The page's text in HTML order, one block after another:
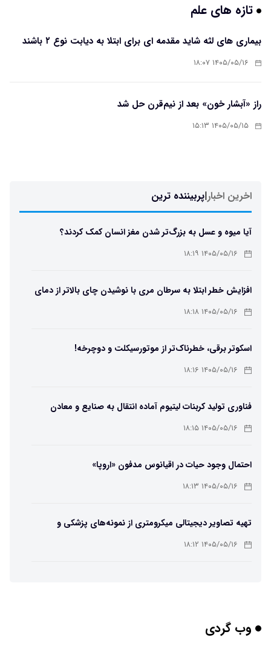
تازه های علم
بیماری های لثه شاید مقدمه ای برای ابتلا به دیابت نوع ۲ باشند
۱۴۰۵/۰۵/۱۶ ۱۸:۰۷
راز «آبشار خون» بعد از نیم‌قرن حل شد
۱۴۰۵/۰۵/۱۵ ۱۵:۱۳
اخرین اخبار|پربیننده ترین
آیا میوه و عسل به بزرگ‌تر شدن مغز انسان کمک کردند؟
۱۴۰۵/۰۵/۱۶ ۱۸:۱۹
افزایش خطر ابتلا به سرطان مری با نوشیدن چای بالاتر از دمای
۶۵ درجه ۱۴۰۵/۰۵/۱۶ ۱۸:۱۸
اسکوتر برقی، خطرناک‌تر از موتورسیکلت و دوچرخه!
۱۴۰۵/۰۵/۱۶ ۱۸:۱۶
فناوری تولید کربنات لیتیوم آماده انتقال به صنایع و معادن
است۱۴۰۵/۰۵/۱۶ ۱۸:۱۵
احتمال وجود حیات در اقیانوس مدفون «اروپا»
۱۴۰۵/۰۵/۱۶ ۱۸:۱۳
تهیه تصاویر دیجیتالی میکرومتری از نمونه‌های پزشکی و
صنعتی۱۴۰۵/۰۵/۱۶ ۱۸:۱۲
وب گردی